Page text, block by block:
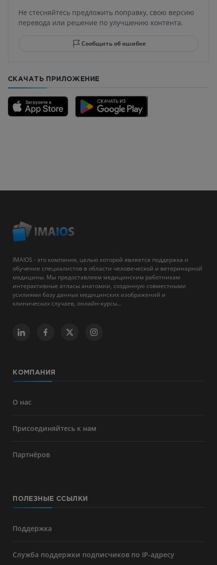
Не стесняйтесь предложить поправку, свою версию
перевода или решение по улучшению контента.
Сообщить об ошибке
СКАЧАТЬ ПРИЛОЖЕНИЕ
IMAIOS - это компания, целью которой является поддержка и
обучение специалистов в области человеческой и ветеринарной
медицины. Мы предоставляем медицинским работникам
интерактивные атласы анатомии, созданную совместными
усилиями базу данных медицинских изображений и
клинических случаев, онлайн-курсы...
КОМПАНИЯ
О нас
Присоединяйтесь к нам
Партнёров
ПОЛЕЗНЫЕ ССЫЛКИ
Поддержка
Служба поддержки подписчиков по IP-адресу